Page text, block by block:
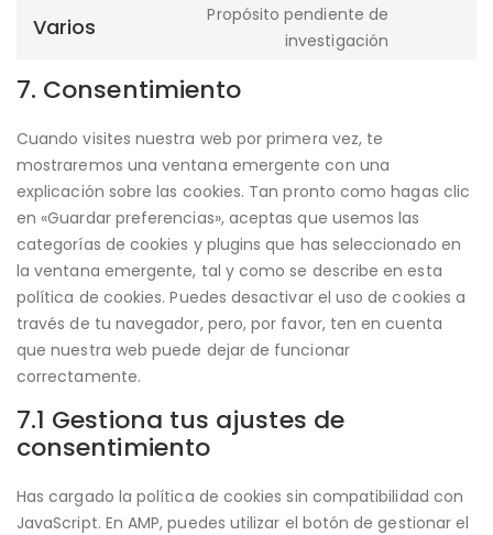
Varios
Propósito pendiente de
investigación
7. Consentimiento
Cuando visites nuestra web por primera vez, te
mostraremos una ventana emergente con una
explicación sobre las cookies. Tan pronto como hagas clic
en «Guardar preferencias», aceptas que usemos las
categorías de cookies y plugins que has seleccionado en
la ventana emergente, tal y como se describe en esta
política de cookies. Puedes desactivar el uso de cookies a
través de tu navegador, pero, por favor, ten en cuenta
que nuestra web puede dejar de funcionar
correctamente.
7.1 Gestiona tus ajustes de
consentimiento
Has cargado la política de cookies sin compatibilidad con
JavaScript. En AMP, puedes utilizar el botón de gestionar el